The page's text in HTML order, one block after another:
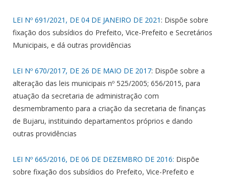
LEI Nº 691/2021, DE 04 DE JANEIRO DE 2021 : Dispõe sobre
fixação dos subsídios do Prefeito, Vice-Prefeito e Secretários
Municipais, e dá outras providências
LEI Nº 670/2017, DE 26 DE MAIO DE 2017: Dispõe sobre a
alteração das leis municipais nº 525/2005; 656/2015, para
atuação da secretaria de administração com
desmembramento para a criação da secretaria de finanças
de Bujaru, instituindo departamentos próprios e dando
outras providências
LEI Nº 665/2016, DE 06 DE DEZEMBRO DE 2016: Dispõe
sobre fixação dos subsídios do Prefeito, Vice-Prefeito e